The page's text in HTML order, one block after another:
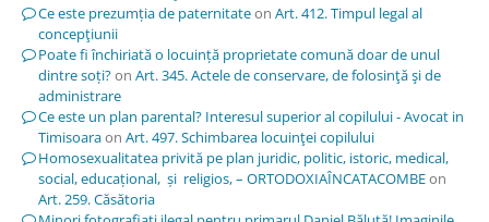
Ce este prezumția de paternitateon Art. 412. Timpul legal al
concepţiunii
Poate fi închiriată o locuință proprietate comună doar de unul
dintre soți?on Art. 345. Actele de conservare, de folosinţă şi de
administrare
Ce este un plan parental? Interesul superior al copilului - Avocat in
Timisoaraon Art. 497. Schimbarea locuinţei copilului
Homosexualitatea privită pe plan juridic, politic, istoric, medical,
social, educațional, și religios, – ORTODOXIAÎNCATACOMBEon
Art. 259. Căsătoria